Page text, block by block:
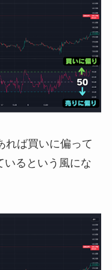
れば買いに偏って
いるという風にな